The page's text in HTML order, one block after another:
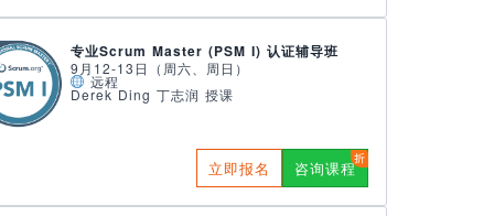
专业Scrum Master (PSM I) 认证辅导班
9月12-13日（周六、周日）
远程
Derek Ding 丁志润 授课
立即报名 咨询课程